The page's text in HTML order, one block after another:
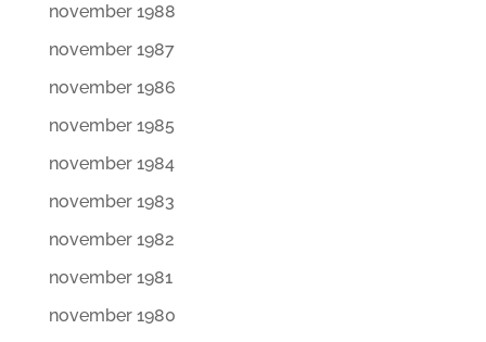
november 1988
november 1987
november 1986
november 1985
november 1984
november 1983
november 1982
november 1981
november 1980